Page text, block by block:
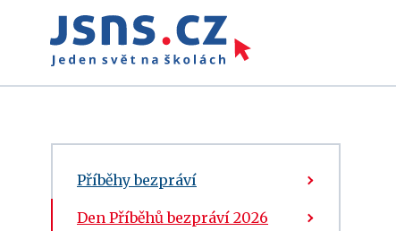
Příběhy bezpráví
Den Příběhů bezpráví 2026